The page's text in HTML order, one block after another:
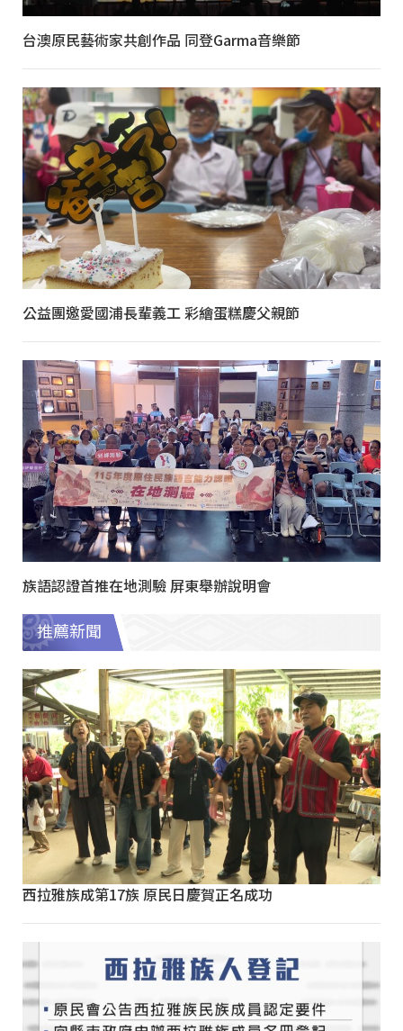
台澳原民藝術家共創作品 同登Garma音樂節
公益團邀愛國浦長輩義工 彩繪蛋糕慶父親節
族語認證首推在地測驗 屏東舉辦說明會
推薦新聞
西拉雅族成第17族 原民日慶賀正名成功